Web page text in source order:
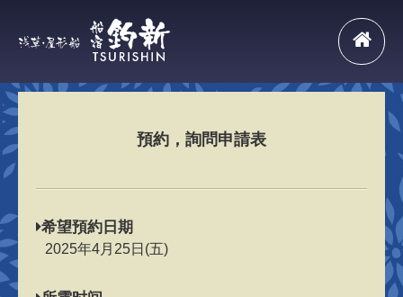
預約，詢問申請表
希望預約日期
2025年4月25日(五)